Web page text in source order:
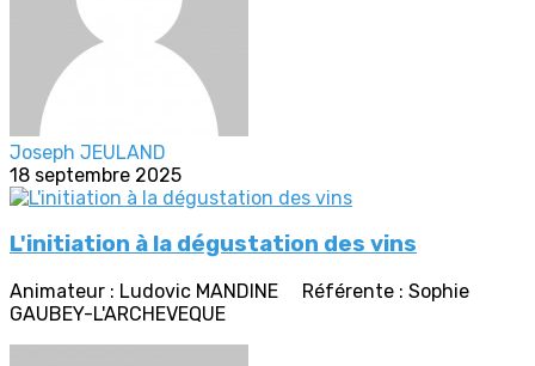
Joseph JEULAND
18 septembre 2025
L'initiation à la dégustation des vins
Animateur : Ludovic MANDINE Référente : Sophie
GAUBEY-L'ARCHEVEQUE